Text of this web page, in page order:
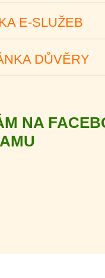
E-SLUŽEB
DŮVĚRY
NA